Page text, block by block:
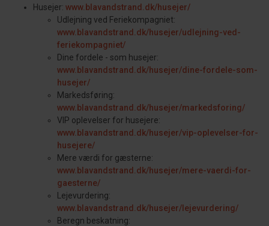
Husejer: www.blavandstrand.dk/husejer/
Udlejning ved Feriekompagniet:
www.blavandstrand.dk/husejer/udlejning-ved-
feriekompagniet/
Dine fordele - som husejer:
www.blavandstrand.dk/husejer/dine-fordele-som-
husejer/
Markedsføring:
www.blavandstrand.dk/husejer/markedsforing/
VIP oplevelser for husejere:
www.blavandstrand.dk/husejer/vip-oplevelser-for-
husejere/
Mere værdi for gæsterne:
www.blavandstrand.dk/husejer/mere-vaerdi-for-
gaesterne/
Lejevurdering:
www.blavandstrand.dk/husejer/lejevurdering/
Beregn beskatning: